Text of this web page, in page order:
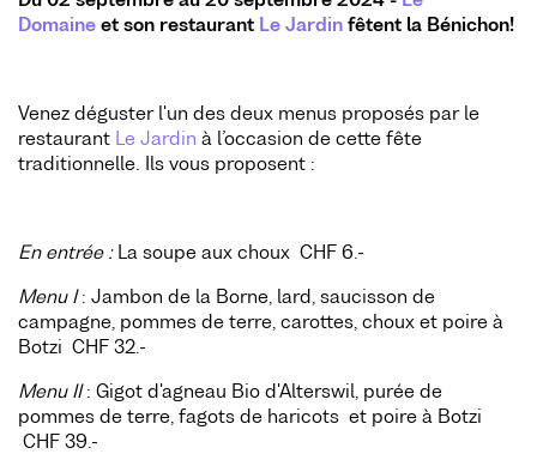
Domaine et son restaurant Le Jardin fêtent la Bénichon!
Venez déguster l'un des deux menus proposés par le
restaurant Le Jardin à l’occasion de cette fête
traditionnelle. Ils vous proposent :
En entrée : La soupe aux choux CHF 6.-
Menu I: Jambon de la Borne, lard, saucisson de
campagne, pommes de terre, carottes, choux et poire à
Botzi CHF 32.-
Menu II: Gigot d'agneau Bio d'Alterswil, purée de
pommes de terre, fagots de haricots et poire à Botzi
CHF 39.-